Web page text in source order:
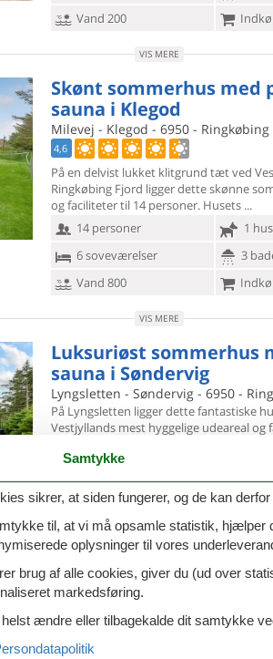
Vand 200
VIS MERE
Skønt sommerhus med
sauna i Klegod
Milevej - Klegod - 6950 - Ringkøbing
4,6
På en delvist lukket klitgrund tæt ved
Ringkøbing Fjord liggerdette skønne
og faciliteter til 14 personer. Husets
14 personer
1
6 soveværelser
3
Vand 800
VIS MERE
Luksuriøst sommerhus
sauna i Søndervig
Lyngsletten - Søndervig - 6950 -
På Lyngsletten ligger dette fantastiske
Vestjyllands mest hyggelige udeareal og
13 personer
6 soveværelser
3
Vand 300
Hyggeligt sommerhus
nær stranden
Bjerregårdsvej - Bjerregård - 6960 -
Glæd jer til en skøn ferie ved vandet med
Samtykke
sikrer, at siden fungerer, og de kan
til, at vi må opsamle statistik, hjælper
oplysninger til vores
brug af alle cookies, giver du (ud over
markedsføring.
ændre eller tilbagekalde dit samtykke